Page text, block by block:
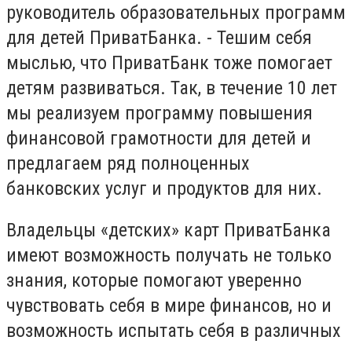
руководитель образовательных программ
для детей ПриватБанка. - Тешим себя
мыслью, что ПриватБанк тоже помогает
детям развиваться. Так, в течение 10 лет
мы реализуем программу повышения
финансовой грамотности для детей и
предлагаем ряд полноценных
банковских услуг и продуктов для них.
Владельцы «детских» карт ПриватБанка
имеют возможность получать не только
знания, которые помогают уверенно
чувствовать себя в мире финансов, но и
возможность испытать себя в различных